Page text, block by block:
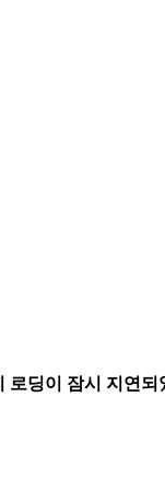
로딩이 잠시 지연